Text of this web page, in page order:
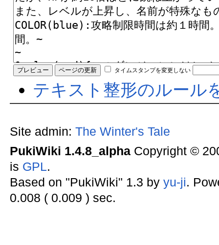
タイムスタンプを変更しない
テキスト整形のルール
Site admin: The Winter's Tale
PukiWiki 1.4.8_alphaCopyright ©
is GPL.
Based on "PukiWiki" 1.3 by yu-ji.
0.008 ( 0.009 ) sec.